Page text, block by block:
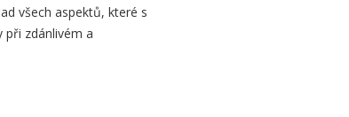
všech aspektů, které s
při zdánlivém a